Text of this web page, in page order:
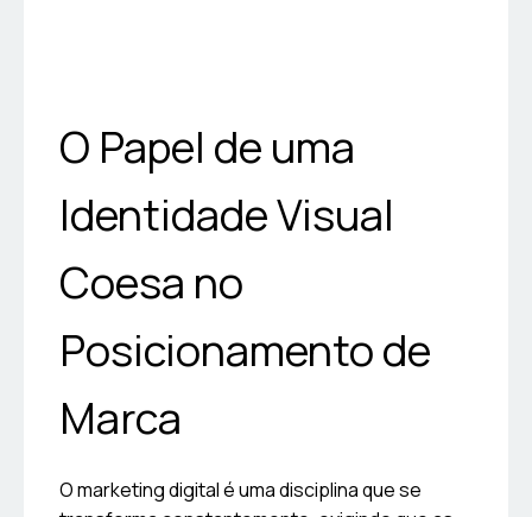
O Papel de uma
Identidade Visual
Coesa no
Posicionamento de
Marca
O marketing digital é uma disciplina que se